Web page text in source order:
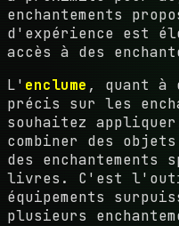
enchantements
d'expérience est
accès à des
L' enclume , quant à
précis sur les
souhaitez
combiner des
des
livres. C'est
équipements
plusieurs